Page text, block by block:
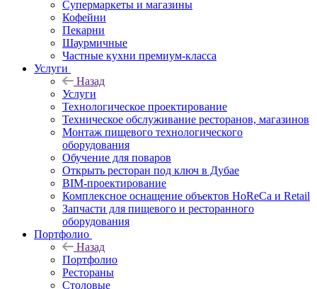
Супермаркеты и магазины
Кофейни
Пекарни
Шаурмичные
Частные кухни премиум-класса
Услуги
Назад
Услуги
Технологическое проектирование
Техническое обслуживание ресторанов, магазинов
Монтаж пищевого технологического
оборудования
Обучение для поваров
Открыть ресторан под ключ в Дубае
BIM-проектирование
Комплексное оснащение объектов HoReCa и Retail
Запчасти для пищевого и ресторанного
оборудования
Портфолио
Назад
Портфолио
Рестораны
Столовые